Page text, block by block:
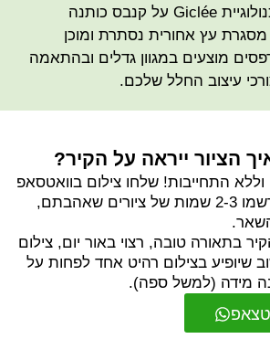
כהדפס פרימיום טכנולוגיית Giclée על קנבס כותנה
עץ אחורית נסתרת ומוכן
מוצעים במגוון גדלים ובהתאמה
עיצוב החלל שלכם.
הציור ייראה על הקיר?
התחייבות! שלחו צילום בוואטסאפ
של הקיר שלכם ורשמו 2-3 שמות של ציורים שאהבתם,
בתאורה טובה, רצוי באור יום, צילום
שיופיע בצילום רהיט אחד לפחות על
מידה (למשל ספה).